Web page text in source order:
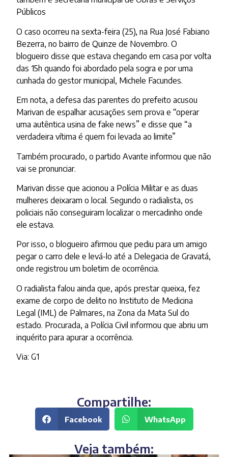
Públicos
O caso ocorreu na sexta-feira (25), na Rua José Fabiano
Bezerra, no bairro de Quinze de Novembro. O
blogueiro disse que estava chegando em casa por volta
das 15h quando foi abordado pela sogra e por uma
cunhada do gestor municipal, Michele Facundes.
Em nota, a defesa das parentes do prefeito acusou
Marivan de espalhar acusações sem prova e “operar
uma autêntica usina de fake news” e disse que “a
verdadeira vítima é quem foi levada ao limite”
Também procurado, o partido Avante informou que não
vai se pronunciar.
Marivan disse que acionou a Polícia Militar e as duas
mulheres deixaram o local. Segundo o radialista, os
policiais não conseguiram localizar o mercadinho onde
ele estava.
Por isso, o blogueiro afirmou que pediu para um amigo
pegar o carro dele e levá-lo até a Delegacia de Gravatá,
onde registrou um boletim de ocorrência.
O radialista falou ainda que, após prestar queixa, fez
exame de corpo de delito no Instituto de Medicina
Legal (IML) de Palmares, na Zona da Mata Sul do
estado. Procurada, a Polícia Civil informou que abriu um
inquérito para apurar a ocorrência.
Via: G1
Compartilhe:
Facebook WhatsApp
Veja também: